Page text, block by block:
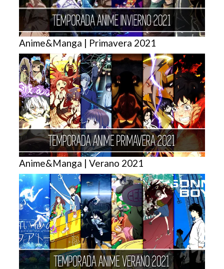
Anime&Manga | Primavera 2021
Anime&Manga | Verano 2021